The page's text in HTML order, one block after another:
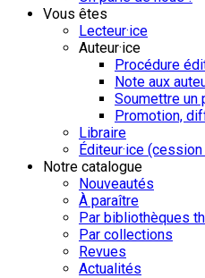
Vous êtes
Lecteur·ice
Auteur·ice
Procédure
Note aux
Soumettre un
Promotion,
Libraire
Éditeur·ice
Notre catalogue
Nouveautés
À paraître
Par bibliothèques
Par collections
Revues
Actualités